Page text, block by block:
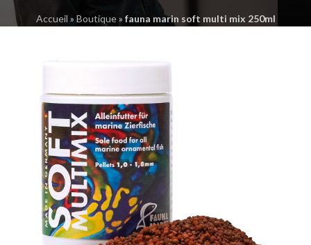
Accueil » Boutique» fauna marin soft multi mix 250ml